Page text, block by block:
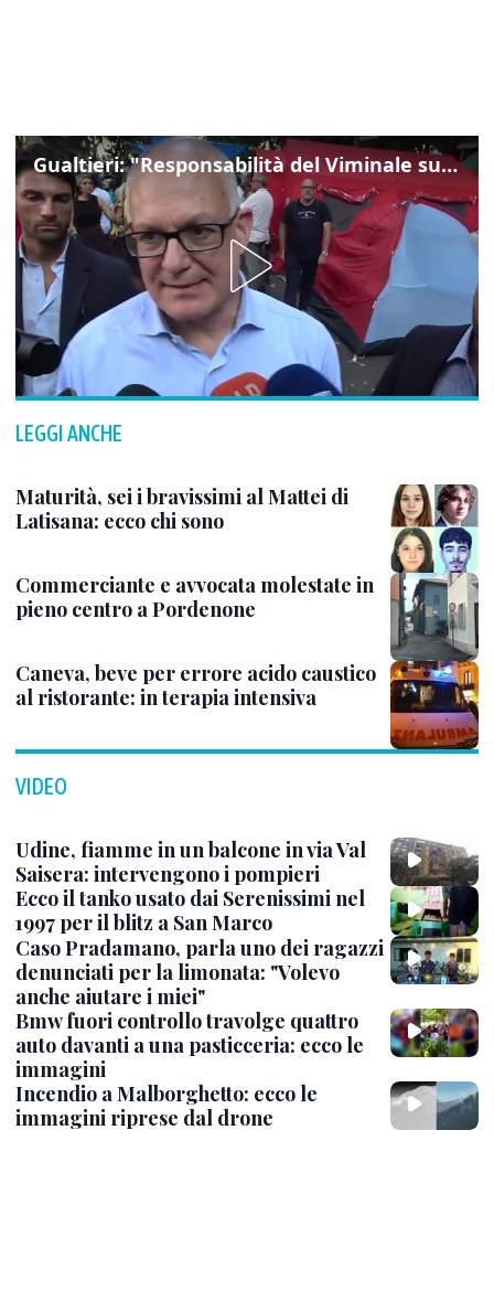
Gualtieri: "Responsabilità del Viminale su Spin Time? La posizione dei partiti è nota"
LEGGI ANCHE
Maturità, sei i bravissimi al Mattei di
Latisana: ecco chi sono
Commerciante e avvocata molestate in
pieno centro a Pordenone
Caneva, beve per errore acido caustico
al ristorante: in terapia intensiva
VIDEO
Udine, fiamme in un balcone in via Val
Saisera: intervengono i pompieri
Ecco il tanko usato dai Serenissimi nel
1997 per il blitz a San Marco
Caso Pradamano, parla uno dei ragazzi
denunciati per la limonata: "Volevo
anche aiutare i miei"
Bmw fuori controllo travolge quattro
auto davanti a una pasticceria: ecco le
immagini
Incendio a Malborghetto: ecco le
immagini riprese dal drone